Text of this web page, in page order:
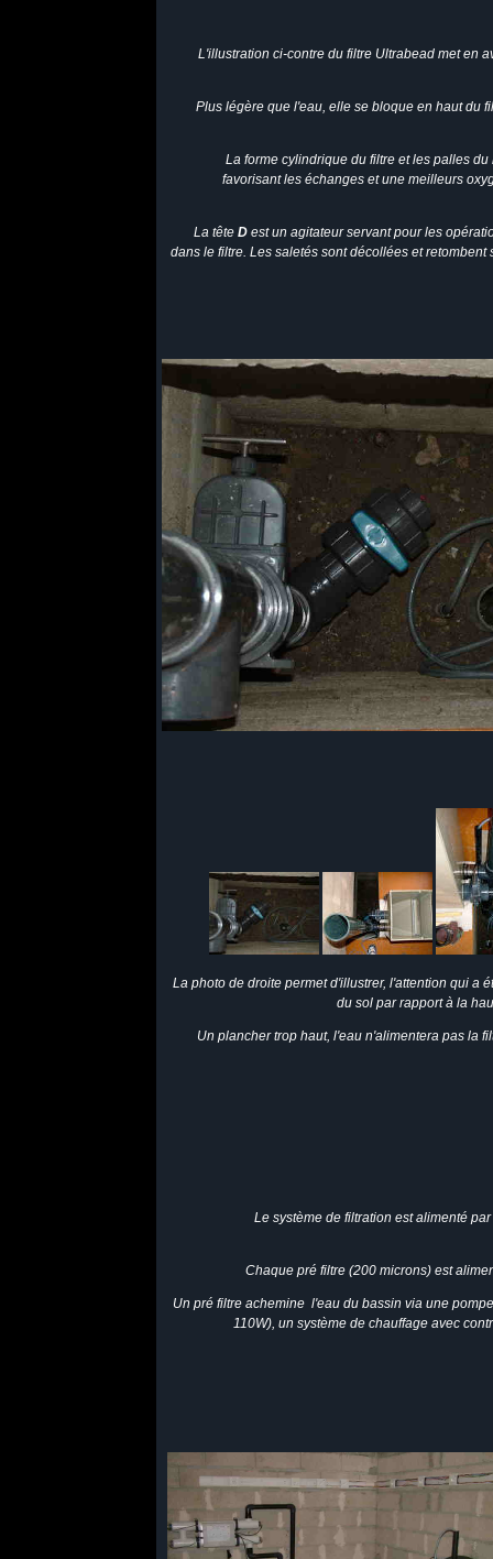
L'illustration ci-contre du filtre Ultrabead met en
Plus légère que l'eau, elle se bloque en haut du
La forme cylindrique du filtre et les palles
favorisant les échanges et une meilleurs
La tête D est un agitateur servant pour les
dans le filtre. Les saletés sont décollées et
La photo de droite permet d'illustrer, l'attention qui a
du sol par rapport à la
Un plancher trop haut, l'eau n'alimentera pas la
Le système de filtration est alimenté
Chaque pré filtre (200 microns) est
Un pré filtre achemine l'eau du bassin via une
110W), un système de chauffage avec